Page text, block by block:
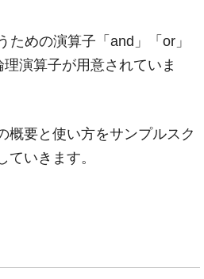
ための演算子「and」「or」
理演算子が用意されていま
概要と使い方をサンプルスク
ていきます。